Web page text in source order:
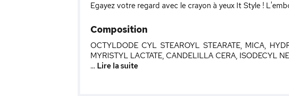
Egayez votre regard avec le crayon à yeux It Style !
Composition
OCTYLDODE CYL STEAROYL STEARATE, MICA,
MYRISTYL LACTATE, CANDELILLA CERA, ISODECYL
... Lire la suite